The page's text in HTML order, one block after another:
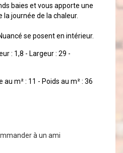
baies et vous apporte une
journée de la chaleur.
se posent en intérieur.
: 1,8 - Largeur : 29 -
au m² : 11 - Poids au m² : 36
à un ami